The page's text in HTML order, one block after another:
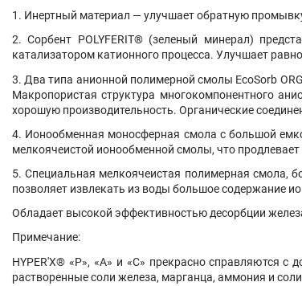
1. Инертный материал — улучшает обратную
2. Сорбент POLYFERIT® (зеленый минерал)
катализатором катионного процесса. Улучшает
3. Два типа анионной полимерной смолы EcoSorb
Макропористая структура многокомпонентного
хорошую производительность. Органические
4. Ионообменная моносферная смола с большой
мелкоячеистой ионообменной смолы, что
5. Специальная мелкоячеистая полимерная смола,
позволяет извлекать из воды большое содержание
Обладает высокой эффективностью десорбции
Примечание:
HYPER'X® «P», «А» и «С» прекрасно справляются с
растворенные соли железа, марганца, аммония и